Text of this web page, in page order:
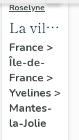
Roselyne
La ville
de
Mantes-
la-Jolie
France >
Île-de-
France >
Yvelines>
Mantes-
la-Jolie